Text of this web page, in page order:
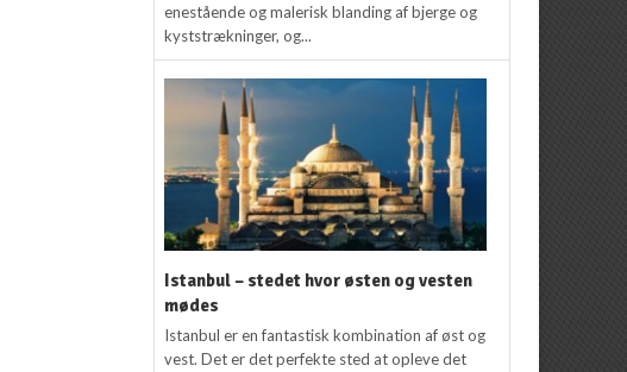
enestående og malerisk blanding af bjerge og
kyststrækninger, og...
Istanbul – stedet hvor østen og vesten
mødes
Istanbul er en fantastisk kombination af øst og
vest. Det er det perfekte sted at opleve det